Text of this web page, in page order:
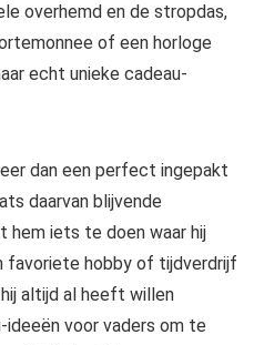
overhemd en de stropdas,
of een horloge
echt unieke cadeau-
dan een perfect ingepakt
daarvan blijvende
hem iets te doen waar hij
favoriete hobby of tijdverdrijf
altijd al heeft willen
ideeën voor vaders om te